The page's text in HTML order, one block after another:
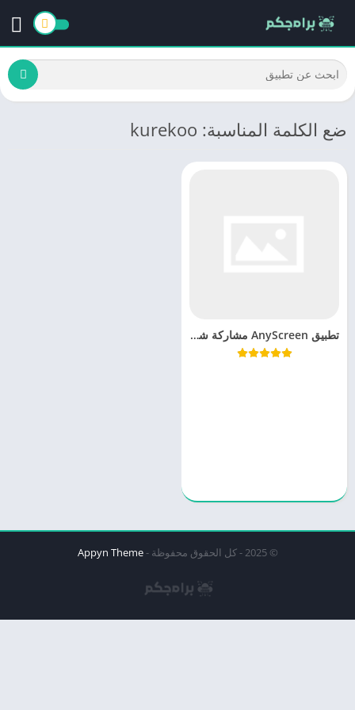
ضع الكلمة المناسبة: kurekoo
تطبيق AnyScreen مشاركة شاشة الهاتف
© 2025 - كل الحقوق محفوظة - Appyn Theme